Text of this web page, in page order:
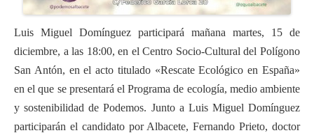
Luis Miguel Domínguez participará mañana martes, 15 de
diciembre, a las 18:00, en el Centro Socio-Cultural del Polígono
San Antón, en el acto titulado «Rescate Ecológico en España»
en el que se presentará el Programa de ecología, medio ambiente
y sostenibilidad de Podemos. Junto a Luis Miguel Domínguez
participarán el candidato por Albacete, Fernando Prieto, doctor